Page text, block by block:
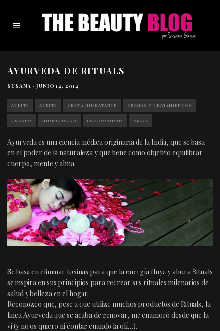
AYURVEDA DE RITUALS
SUSANA · JUNIO 14, 2014
ACEITE ACEITE CREMA HIDRATANTE CREMAS Y TRATAMIENTOS
CUERPO HIDRATACIÓN LUMINOSIDAD SLIDE
Ayurveda es una ciencia médica originaria de la India, que se basa
en el poder de la naturaleza y que tiene como objetivo equilibrar
cuerpo, mente y alma.
Se basa en eliminar toxinas para que la energía fluya y ahora Rituals
se inspira en sus principios para recrear sus rituales milenarios de
salud y belleza en el hogar.
Reconozco que, pese a que utilizo muchos productos de Rituals, la
linea Ayurveda que se acaba de renovar, me enamoró desde que la
vi (y no os quiero ni contar cuando la olí…).